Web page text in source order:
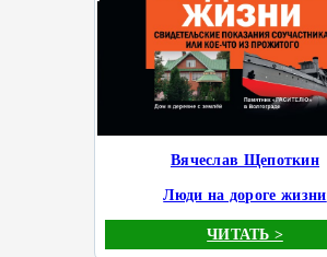
Вячеслав Щепоткин
Люди на дороге жизни
ЧИТАТЬ >